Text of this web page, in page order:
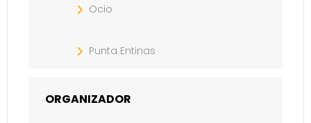
Ocio
Punta Entinas
ORGANIZADOR